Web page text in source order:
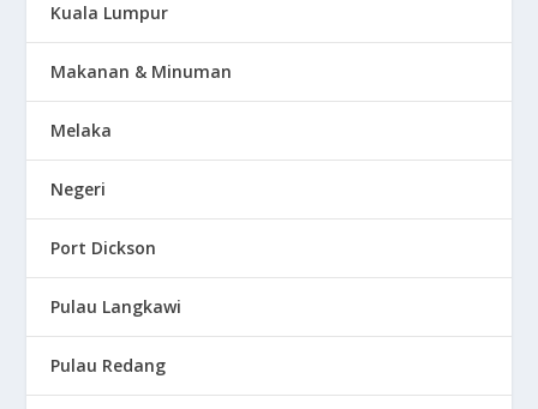
Kuala Lumpur
Makanan & Minuman
Melaka
Negeri
Port Dickson
Pulau Langkawi
Pulau Redang